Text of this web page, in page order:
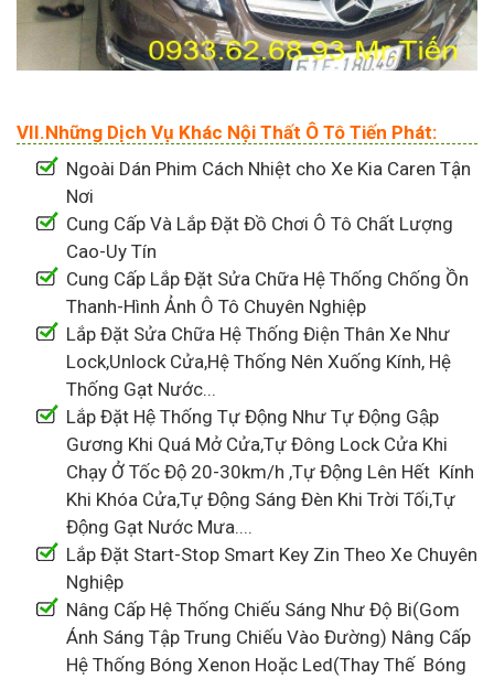
VII.Những Dịch Vụ Khác Nội Thất Ô Tô Tiến Phát:
Ngoài Dán Phim Cách Nhiệt cho Xe Kia Caren Tận
Nơi
Cung Cấp Và Lắp Đặt Đồ Chơi Ô Tô Chất Lượng
Cao-Uy Tín
Cung Cấp Lắp Đặt Sửa Chữa Hệ Thống Chống Ồn
Thanh-Hình Ảnh Ô Tô Chuyên Nghiệp
Lắp Đặt Sửa Chữa Hệ Thống Điện Thân Xe Như
Lock,Unlock Cửa,Hệ Thống Nên Xuống Kính, Hệ
Thống Gạt Nước...
Lắp Đặt Hệ Thống Tự Động Như Tự Động Gập
Gương Khi Quá Mở Cửa,Tự Đông Lock Cửa Khi
Chạy Ở Tốc Độ 20-30km/h ,Tự Động Lên Hết Kính
Khi Khóa Cửa,Tự Động Sáng Đèn Khi Trời Tối,Tự
Động Gạt Nước Mưa....
Lắp Đặt Start-Stop Smart Key Zin Theo Xe Chuyên
Nghiệp
Nâng Cấp Hệ Thống Chiếu Sáng Như Độ Bi(Gom
Ánh Sáng Tập Trung Chiếu Vào Đường) Nâng Cấp
Hệ Thống Bóng Xenon Hoặc Led(Thay Thế Bóng